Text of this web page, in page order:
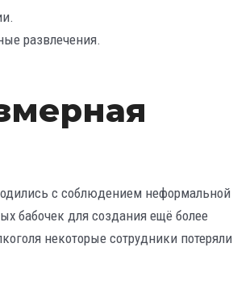
развлечения.
с соблюдением неформальной
бабочек для создания ещё более
некоторые сотрудники потеряли